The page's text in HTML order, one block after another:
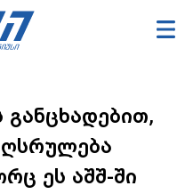
განცხადებით,
ეს აშშ-ში